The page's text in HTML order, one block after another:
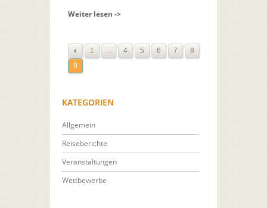
Weiter lesen ->
1 4 5 6 7
8
9
KATEGORIEN
Allgemein
Reiseberichte
Veranstaltungen
Wettbewerbe